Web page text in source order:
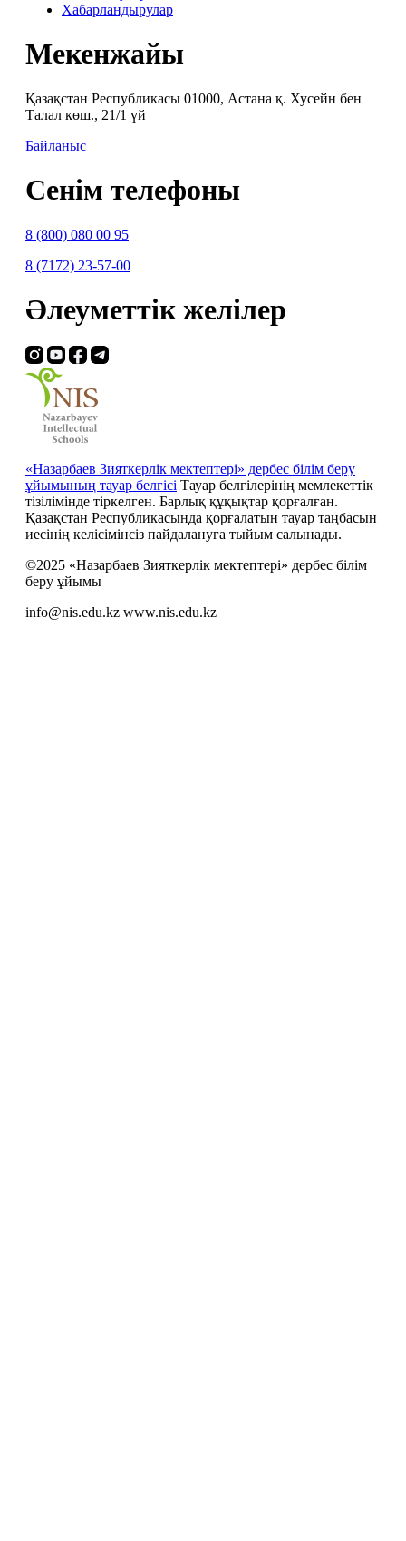
Хабарландырулар
Мекенжайы
Қазақстан Республикасы 01000, Астана қ. Хусейн бен
Талал көш., 21/1 үй
Байланыс
Сенім телефоны
8 (800) 080 00 95
8 (7172) 23-57-00
Әлеуметтік желілер
«Назарбаев Зияткерлік мектептері» дербес білім беру
ұйымының тауар белгісі Тауар белгілерінің мемлекеттік
тізілімінде тіркелген. Барлық құқықтар қорғалған.
Қазақстан Республикасында қорғалатын тауар таңбасын
иесiнiң келiсiмiнсiз пайдалануға тыйым салынады.
©2025 «Назарбаев Зияткерлік мектептері» дербес білім
беру ұйымы
info@nis.edu.kz www.nis.edu.kz